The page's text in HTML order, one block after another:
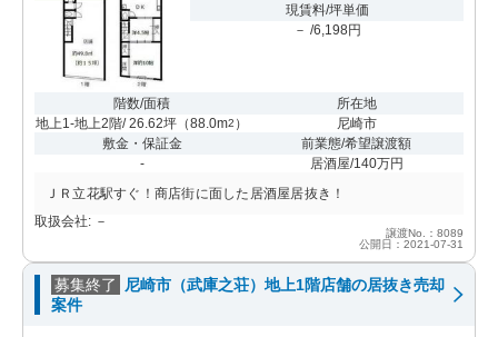
現賃料/坪単価
－ /6,198円
階数/面積
地上1-地上2階/ 26.62坪 （88.0m2 ）
所在地
尼崎市
敷金・保証金
-
前業態/希望譲渡額
居酒屋/140万円
ＪＲ立花駅すぐ！商店街に面した居酒屋居抜き！
取扱会社: －
譲渡No.：8089
公開日：2021-07-31
募集終了
尼崎市（武庫之荘）地上1階店舗の居抜き売却
案件